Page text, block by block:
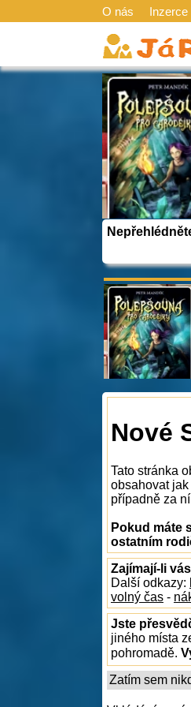
O nás Inzerce
Nové
Tato stránka
obsahovat
případně za
Pokud máte
ostatním
Zajímají-li
Další odkazy:
volný čas -
Jste
jiného místa
pohromadě.
Zatím sem